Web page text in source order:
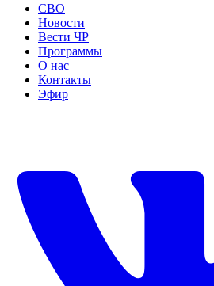
СВО
Новости
Вести ЧР
Программы
О нас
Контакты
Эфир